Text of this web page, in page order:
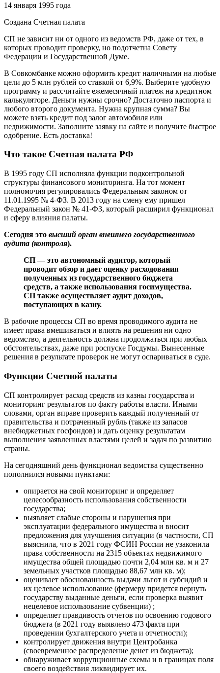
14 января 1995 года
Создана Счетная палата
СП не зависит ни от одного из ведомств РФ, даже от тех, в
которых проводит проверку, но подотчетна Совету
Федерации и Государственной Думе.
В Совкомбанке можно оформить кредит наличными на любые
цели до 5 млн рублей со ставкой от 6,9%. Выберите удобную
программу и рассчитайте ежемесячный платеж на кредитном
калькуляторе. Деньги нужны срочно? Достаточно паспорта и
любого второго документа. Нужна крупная сумма? Вы
можете взять кредит под залог автомобиля или
недвижимости. Заполните заявку на сайте и получите быстрое
одобрение. Есть доставка!
Что такое Счетная палата РФ
В 1995 году СП исполняла функции подконтрольной
структуры финансового мониторинга. На тот момент
полномочия регулировались Федеральным законом от
11.01.1995 № 4-ФЗ. В 2013 году на смену ему пришел
Федеральный закон № 41-ФЗ, который расширил функционал
и сферу влияния палаты.
Сегодня это высший орган внешнего государственного
аудита (контроля).
СП — это автономный аудитор, который
проводит обзор и дает оценку расходования
полученных из государственного бюджета
средств, а также использования госимущества.
СП также осуществляет аудит доходов,
поступающих в казну.
В рабочие процессы СП во время проводимого аудита не
имеет права вмешиваться и влиять на решения ни одно
ведомство, а деятельность должна продолжаться при любых
обстоятельствах, даже при роспуске Госдумы. Вынесенные
решения в результате проверок не могут оспариваться в суде.
Функции Счетной палаты
СП контролирует расход средств из казны государства и
мониторинг результатов по факту работы власти. Иными
словами, орган вправе проверить каждый полученный от
правительства и потраченный рубль (также из запасов
внебюджетных госфондов) и дать оценку результатам
выполнения заявленных властями целей и задач по развитию
страны.
На сегодняшний день функционал ведомства существенно
пополнился новыми пунктами:
опирается на свой мониторинг и определяет
целесообразность использования собственности
государства;
выявляет слабые стороны и нарушения при
эксплуатации федерального имущества и вносит
предложения для улучшения ситуации (в частности, СП
выяснила, что в 2021 году ФСИН России не узаконила
права собственности на 2315 объектах недвижимого
имущества общей площадью почти 2,04 млн кв. м и 27
земельных участков площадью 88,67 млн кв. м);
оценивает обоснованность выдачи льгот и субсидий и
их целевое использование (фермеру придется вернуть
государству выданные деньги, если проверка выявит
нецелевое использование субвенции) ;
определяет правдивость отчетов по освоению годового
бюджета (в 2021 году выявлено 473 факта при
проведении бухгалтерского учета и отчетности);
контролирует движения внутри Центробанка
(своевременное распределение денег из бюджета);
обнаруживает коррупционные схемы и в границах поля
своего воздействия ликвидирует их.